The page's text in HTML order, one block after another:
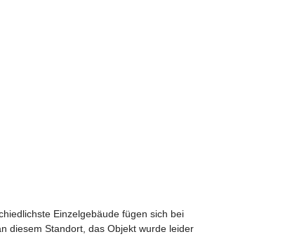
Einzelgebäude fügen sich bei
diesem Standort, das Objekt wurde leider